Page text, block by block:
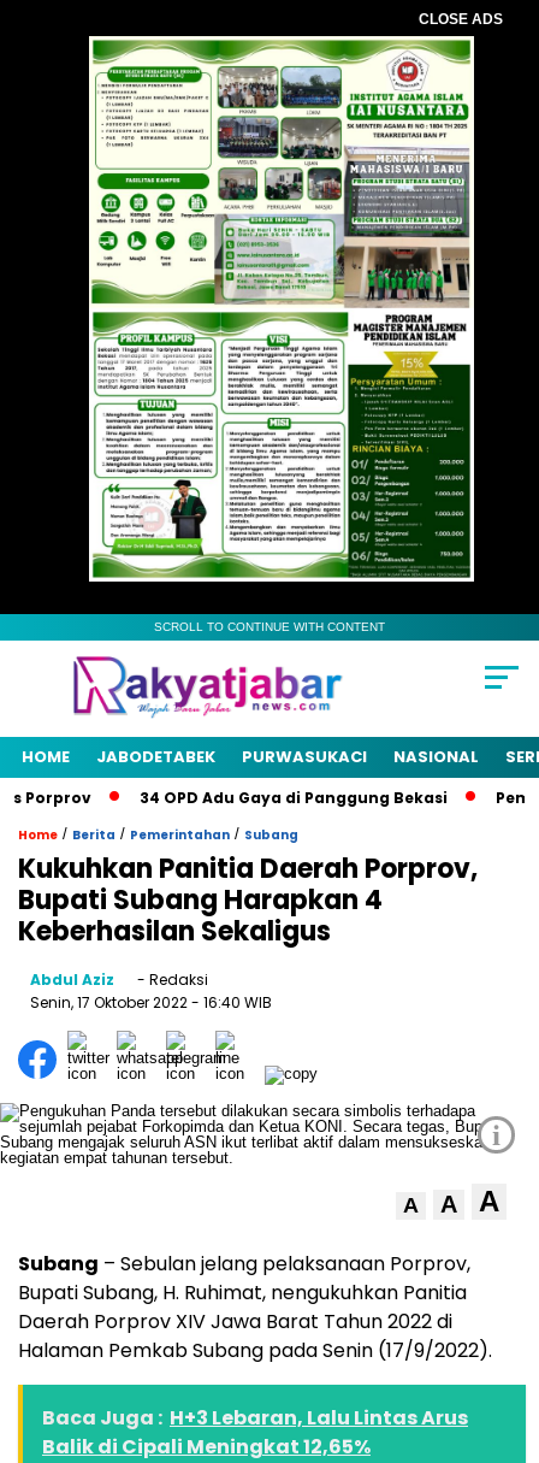
CLOSE ADS
SCROLL TO CONTINUE WITH CONTENT
HOME JABODETABEK PURWASUKACI NASIONAL
Porprov 34 OPD Adu Gaya di Panggung Bekasi
Home / Berita / Pemerintahan / Subang
Kukuhkan Panitia Daerah Porprov,
Bupati Subang Harapkan 4
Keberhasilan Sekaligus
Abdul Aziz
- Redaksi
Senin, 17 Oktober 2022- 16:40 WIB
i
A A A
Subang – Sebulan jelang pelaksanaan Porprov,
Bupati Subang, H. Ruhimat, nengukuhkan Panitia
Daerah Porprov XIV Jawa Barat Tahun 2022 di
Halaman Pemkab Subang pada Senin (17/9/2022).
Baca Juga : H+3 Lebaran, Lalu Lintas Arus
Balik di Cipali Meningkat 12,65%